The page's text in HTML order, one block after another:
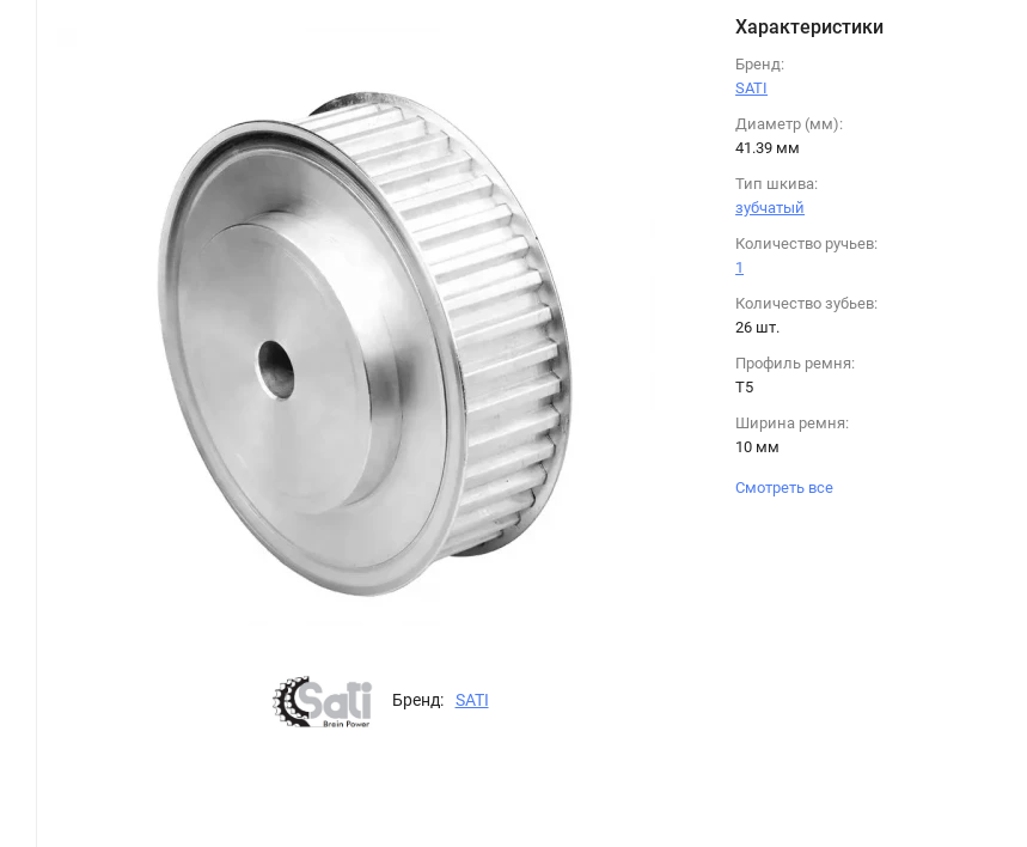
Бренд: SATI
Характеристики
Бренд:
SATI
Диаметр (мм):
41.39 мм
Тип шкива:
зубчатый
Количество ручьев:
1
Количество зубьев:
26 шт.
Профиль ремня:
T5
Ширина ремня:
10 мм
Смотреть все